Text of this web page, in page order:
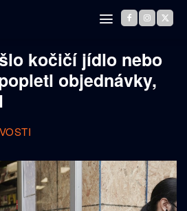
kočičí jídlo nebo
objednávky,